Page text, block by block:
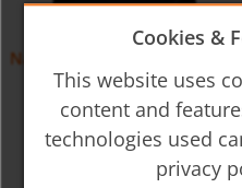
Násuvný displej AUF
Cookies &
This website uses
content and
technologies used
privacy